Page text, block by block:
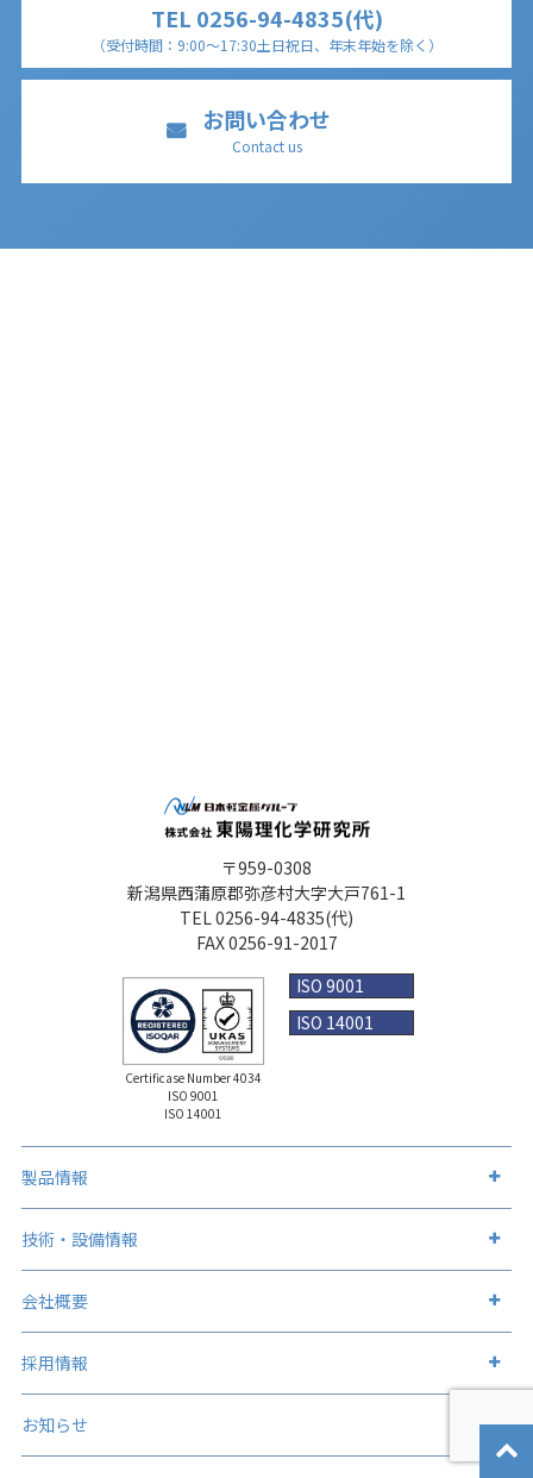
TEL 0256-94-4835(代)
（受付時間：9:00～17:30土日祝日、年末年始を除く ）
お問い合わせ
Contact us
〒959-0308
新潟県西蒲原郡弥彦村大字大戸761-1
TEL 0256-94-4835(代)
FAX 0256-91-2017
Certificase Number 4034
ISO 9001
ISO 14001
ISO 9001
ISO 14001
製品情報
製品情報トップ
金属筐体
板金加工製品
表面処理加工（建物）
技術・設備情報
技術・設備情報トップ
表面処理加工
ステンレス表面処理
会社概要
会社概要トップ
企業理念
採用情報
人事メッセージ
テクノロジー
お知らせ